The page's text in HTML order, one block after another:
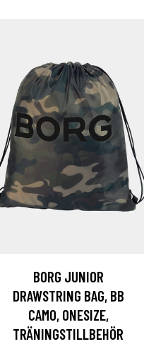
BORG JUNIOR
DRAWSTRING BAG, BB
CAMO, ONESIZE,
TRÄNINGSTILLBEHÖR